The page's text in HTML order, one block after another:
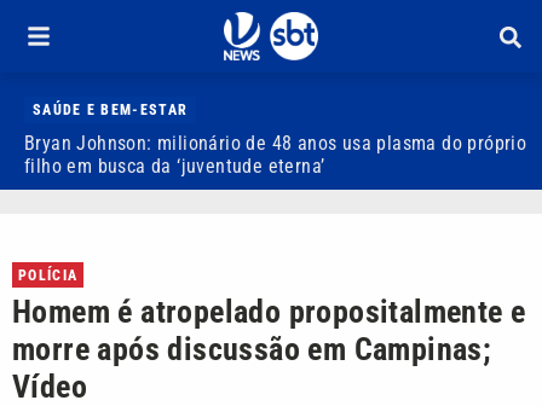
SAÚDE E BEM-ESTAR
Bryan Johnson: milionário de 48 anos usa plasma do próprio
filho em busca da ‘juventude eterna’
POLÍCIA
Homem é atropelado propositalmente e
morre após discussão em Campinas;
Vídeo